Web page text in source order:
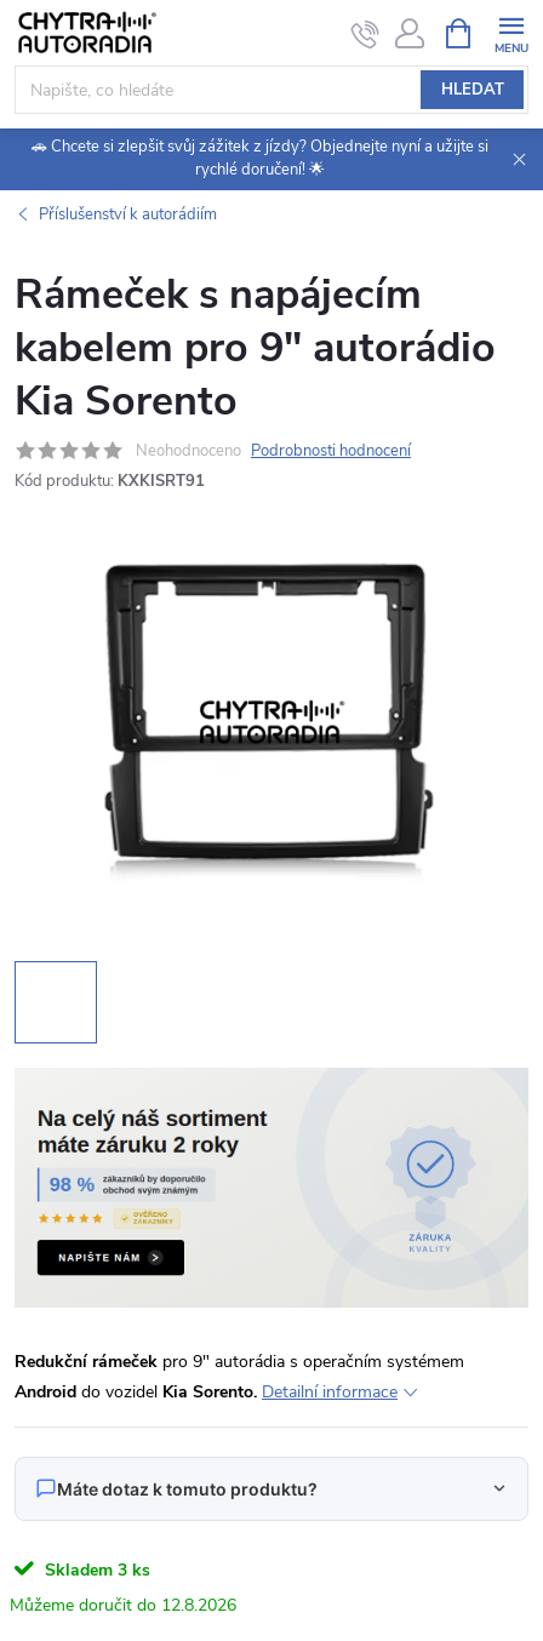
Přejít
obsah
HLEDAT
NÁKUPNÍ
KOŠÍK
🚗 Chcete si zlepšit svůj zážitek z jízdy? Objednejte nyní a užijte si
rychlé doručení! 🌟
Příslušenství k autorádiím
Rámeček s napájecím
kabelem pro 9" autorádio
Kia Sorento
Neohodnoceno Podrobnosti hodnocení
Kód produktu: KXKISRT91
Redukční rámeček pro 9" autorádia s operačním systémem
Android do vozidel Kia Sorento. Detailní informace
Máte dotaz k tomuto produktu?
Napište nám svůj dotaz
Skladem 3 ks
12.8.2026